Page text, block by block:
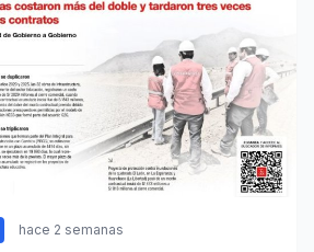
hace 2 semanas